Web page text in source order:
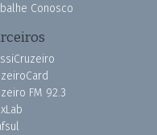
Conosco
FM 92.3